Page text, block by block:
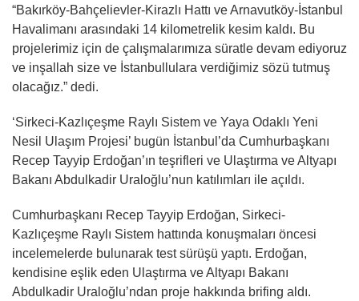
“Bakırköy-Bahçelievler-Kirazlı Hattı ve Arnavutköy-İstanbul
Havalimanı arasındaki 14 kilometrelik kesim kaldı. Bu
projelerimiz için de çalışmalarımıza süratle devam ediyoruz
ve inşallah size ve İstanbullulara verdiğimiz sözü tutmuş
olacağız.” dedi.
‘Sirkeci-Kazlıçeşme Raylı Sistem ve Yaya Odaklı Yeni
Nesil Ulaşım Projesi’ bugün İstanbul’da Cumhurbaşkanı
Recep Tayyip Erdoğan’ın teşrifleri ve Ulaştırma ve Altyapı
Bakanı Abdulkadir Uraloğlu’nun katılımları ile açıldı.
Cumhurbaşkanı Recep Tayyip Erdoğan, Sirkeci-
Kazlıçeşme Raylı Sistem hattında konuşmaları öncesi
incelemelerde bulunarak test sürüşü yaptı. Erdoğan,
kendisine eşlik eden Ulaştırma ve Altyapı Bakanı
Abdulkadir Uraloğlu’ndan proje hakkında brifing aldı.